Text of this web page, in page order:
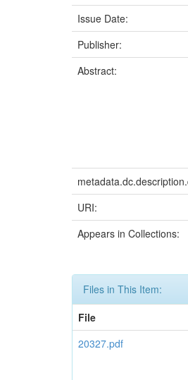
Issue Date:
Publisher:
Abstract:
URI:
Appears in Collections:
Files in This Item:
File
20327.pdf